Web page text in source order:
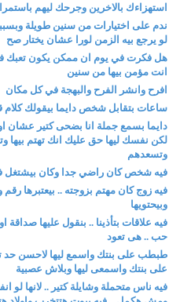
استهزاءك بالاخرين وجرحك ليهم
ندم على اختيارات من سنين طويلة
لو يرجع بيه الزمن لورا عشان يختار صح
هل فكرت في يوم ان ممكن يكون تعبك
انت مؤمن بيها من سنين
افرح وانشر الفرح والبهجة في كل مكان
ساعات بتقابل شخص دايما بيقولك
دايما بسمع جملة انا بضحى كتير عشان
لكن نفسك ليها حق عليك انك تهتم بيها
وتسعدهم
فيه شخص كان راضي جدا وكان بيشتغل
فيه زوج كان مهتم بزوجته .. بيعتبرها رقم
وبيحتويها
فيه علاقات بتأذينا .. بنقول عليها
حب .. هى تعود
طبطب على بنتك واسمع ليها لاحسن حد
على بنتك واسمعى ليها وبلاش عصبية
فيه ناس متحملة وشايلة كتير .. لانها لو